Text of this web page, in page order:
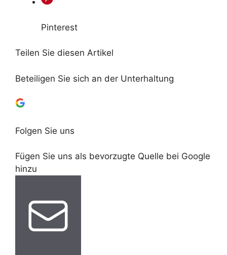
Pinterest
Teilen Sie diesen Artikel
Beteiligen Sie sich an der Unterhaltung
Folgen Sie uns
Fügen Sie uns als bevorzugte Quelle bei Google
hinzu